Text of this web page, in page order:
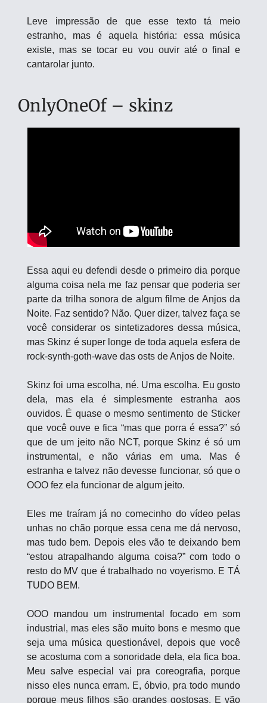
Leve impressão de que esse texto tá meio
estranho, mas é aquela história: essa música
existe, mas se tocar eu vou ouvir até o final e
cantarolar junto.
OnlyOneOf – skinz
Essa aqui eu defendi desde o primeiro dia porque
alguma coisa nela me faz pensar que poderia ser
parte da trilha sonora de algum filme de Anjos da
Noite. Faz sentido? Não. Quer dizer, talvez faça se
você considerar os sintetizadores dessa música,
mas Skinz é super longe de toda aquela esfera de
rock-synth-goth-wave das osts de Anjos de Noite.
Skinz foi uma escolha, né. Uma escolha. Eu gosto
dela, mas ela é simplesmente estranha aos
ouvidos. É quase o mesmo sentimento de Sticker
que você ouve e fica “mas que porra é essa?” só
que de um jeito não NCT, porque Skinz é só um
instrumental, e não várias em uma. Mas é
estranha e talvez não devesse funcionar, só que o
OOO fez ela funcionar de algum jeito.
Eles me traíram já no comecinho do vídeo pelas
unhas no chão porque essa cena me dá nervoso,
mas tudo bem. Depois eles vão te deixando bem
“estou atrapalhando alguma coisa?” com todo o
resto do MV que é trabalhado no voyerismo. E TÁ
TUDO BEM.
OOO mandou um instrumental focado em som
industrial, mas eles são muito bons e mesmo que
seja uma música questionável, depois que você
se acostuma com a sonoridade dela, ela fica boa.
Meu salve especial vai pra coreografia, porque
nisso eles nunca erram. E, óbvio, pra todo mundo
porque meus filhos são grandes gostosas. E vão